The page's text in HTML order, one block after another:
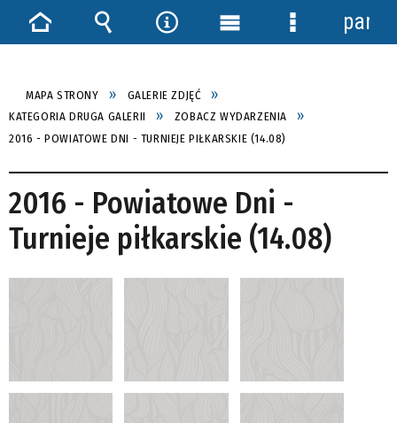
MAPA STRONY
GALERIE ZDJĘĆ
KATEGORIA DRUGA GALERII
ZOBACZ WYDARZENIA
2016 - POWIATOWE DNI - TURNIEJE PIŁKARSKIE (14.08)
2016 - Powiatowe Dni -
Turnieje piłkarskie (14.08)
StronaWyszukiwarka
Narzędzia
Menu Menu
panel